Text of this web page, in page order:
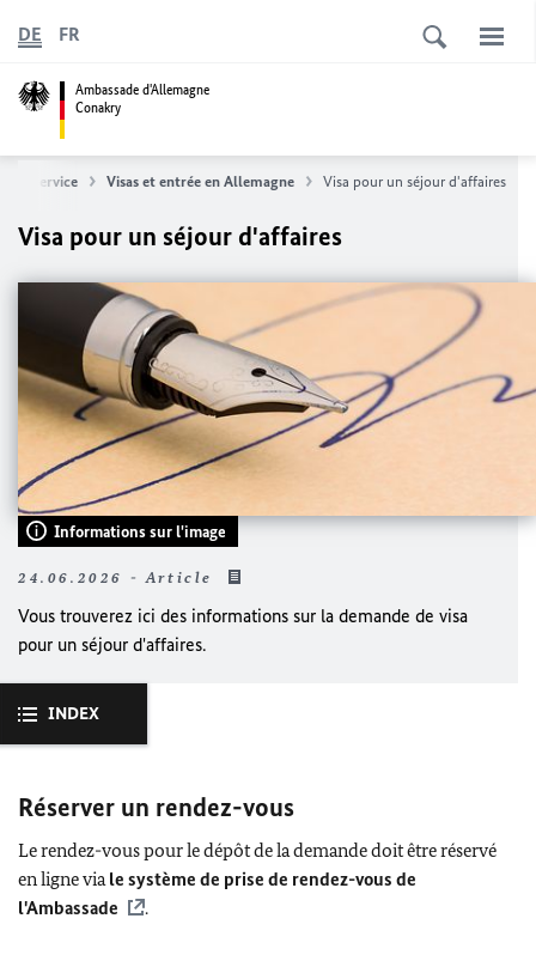
Ambassade d'Allemagne
Conakry
DE FR
Service Visas et entrée en Allemagne Visa pour un séjour d'affaires
Visa pour un séjour d'affaires
Informations sur l'image
24.06.2026 - Article
Vous trouverez ici des informations sur la demande de visa
pour un séjour d'affaires.
INDEX
Réserver un rendez-vous
Le rendez-vous pour le dépôt de la demande doit être réservé
en ligne via le système de prise de rendez-vous de
l'Ambassade
.